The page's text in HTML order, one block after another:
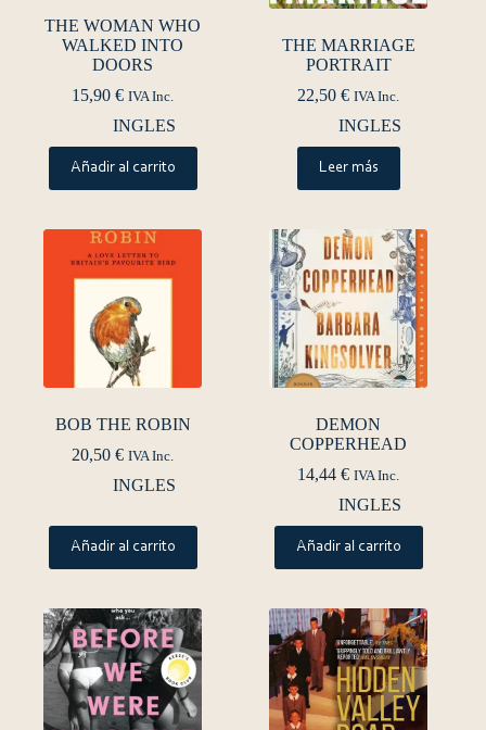
THE WOMAN WHO
WALKED INTO
DOORS
15,90€ IVA Inc.
INGLES
Añadir al carrito
THE MARRIAGE
PORTRAIT
22,50€ IVA Inc.
INGLES
Leer más
BOB THE ROBIN
20,50€ IVA Inc.
INGLES
Añadir al carrito
DEMON
COPPERHEAD
14,44€ IVA Inc.
INGLES
Añadir al carrito